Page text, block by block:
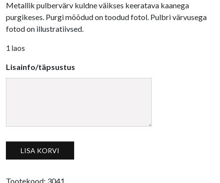
Metallik pulbervärv kuldne väikses keeratava kaanega
purgikeses. Purgi mõõdud on toodud fotol. Pulbri värvusega
fotod on illustratiivsed.
1 laos
Lisainfo/täpsustus
Metallik pulber kuldne kogus
LISA KORVI
Tootekood: 3041